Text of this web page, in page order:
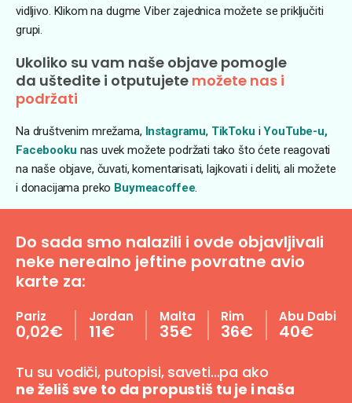
vidljivo. Klikom na dugme Viber zajednica možete se priključiti
grupi.
Ukoliko su vam naše objave pomogle
da uštedite i otputujete možete nas i
podržati
Na društvenim mrežama, Instagramu, TikToku iYouTube-u,
Facebooku nas uvek možete podržati tako što ćete reagovati
na naše objave, čuvati, komentarisati, lajkovati i deliti, ali možete
i donacijama preko Buymeacoffee
Do sada smo nalazili i ovde objavljivali
neke nerealno jeftine povratne avio
karte za:
Pariz
0,02€
Jordan
11€
Malta
35€
Rim
36€
Abu Dabi
40€
Tu su vodiči, putopisi, saveti…pa ako
ne želiš sve to da propustiš tu je i naša